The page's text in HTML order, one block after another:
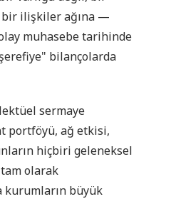
bir ilişkiler ağına —
muhasebe tarihinde
bilançolarda
sermaye
portföyü, ağ etkisi,
hiçbiri geleneksel
tam olarak
kurumların büyük